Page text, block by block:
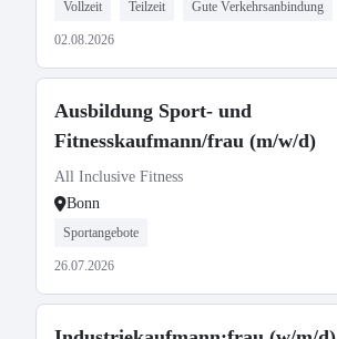
Vollzeit Teilzeit Gute Verkehrsanbindung
02.08.2026
Ausbildung Sport- und
Fitnesskaufmann/frau (m/w/d)
All Inclusive Fitness
Bonn
Sportangebote
26.07.2026